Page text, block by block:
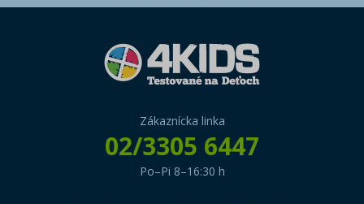
Zákaznícka linka
02/3305 6447
Po–Pi 8–16:30 h